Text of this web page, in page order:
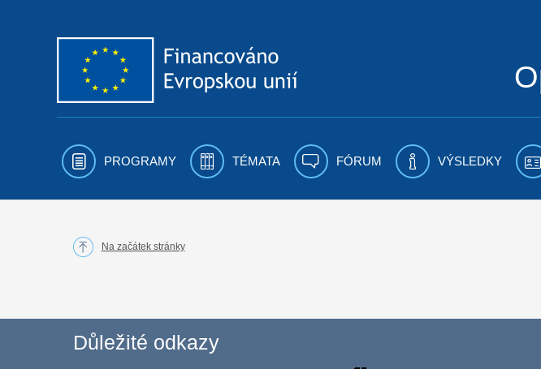
PROGRAMY TÉMATA FÓRUM VÝSLEDKY
Na začátek stránky
Důležité odkazy